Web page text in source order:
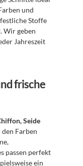
und
Stoffe
Wir geben
Jahreszeit
frische
Seide
Farben
passen perfekt
ein